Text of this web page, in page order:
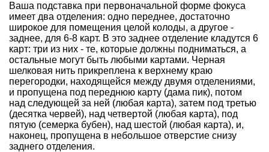
Ваша подставка при первоначальной форме фокуса
имеет два отделения: одно переднее, достаточно
широкое для помещения целой колоды, а другое -
заднее, для 6-8 карт. В это заднее отделение кладутся 6
карт: три из них - те, которые должны подниматься, а
остальные могут быть любыми картами. Черная
шелковая нить прикреплена к верхнему краю
перегородки, находящейся между двумя отделениями,
и пропущена под переднюю карту (дама пик), потом
над следующей за ней (любая карта), затем под третью
(десятка червей), над четвертой (любая карта), под
пятую (семерка бубен), над шестой (любая карта), и,
наконец, пропущена в небольшое отверстие снизу
заднего отделения.